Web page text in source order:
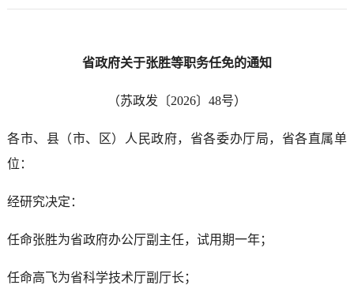
省政府关于张胜等职务任免的通知
（苏政发〔2026〕48号）
各市、县（市、区）人民政府，省各委办厅局，省各直属单
位：
经研究决定：
任命张胜为省政府办公厅副主任，试用期一年；
任命高飞为省科学技术厅副厅长；